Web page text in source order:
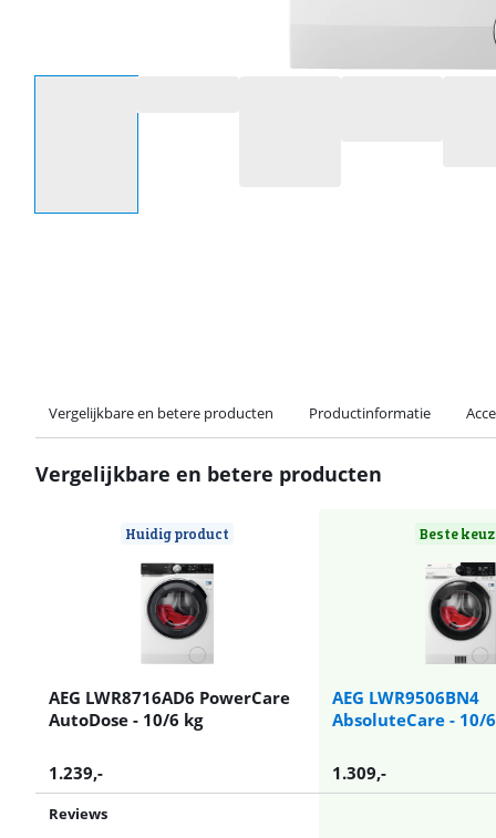
Vergelijkbare en betere producten Productinformatie
Vergelijkbare en betere producten
Huidig product
AEG LWR8716AD6 PowerCare
AutoDose - 10/6 kg
Beste
AEG LWR9506BN4
AbsoluteCare - 10/
1.239,- 1.309,-
Reviews